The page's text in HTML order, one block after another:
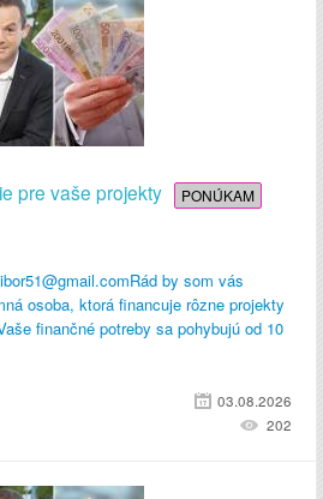
pre vaše projekty PONÚKAM
by som vás
osoba, ktorá financuje rôzne projekty
finančné potreby sa pohybujú od 10
03.08.2026
202